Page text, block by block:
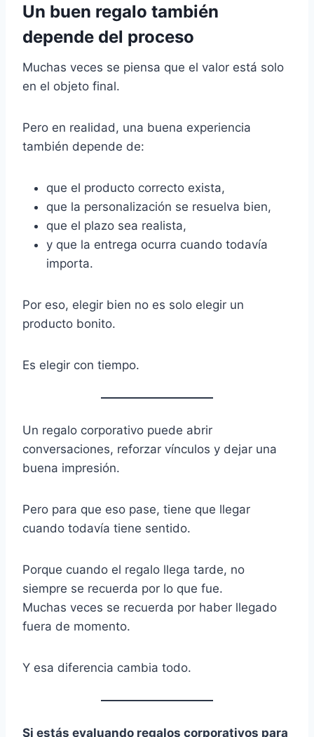
Un buen regalo también
depende del proceso
Muchas veces se piensa que el valor está solo
en el objeto final.
Pero en realidad, una buena experiencia
también depende de:
que el producto correcto exista,
que la personalización se resuelva bien,
que el plazo sea realista,
y que la entrega ocurra cuando todavía
importa.
Por eso, elegir bien no es solo elegir un
producto bonito.
Es elegir con tiempo.
Un regalo corporativo puede abrir
conversaciones, reforzar vínculos y dejar una
buena impresión.
Pero para que eso pase, tiene que llegar
cuando todavía tiene sentido.
Porque cuando el regalo llega tarde, no
siempre se recuerda por lo que fue.
Muchas veces se recuerda por haber llegado
fuera de momento.
Y esa diferencia cambia todo.
Si estás evaluando regalos corporativos para